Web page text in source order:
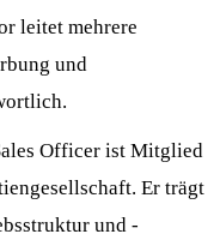
leitet mehrere
und
Officer ist Mitglied
Er trägt
und -